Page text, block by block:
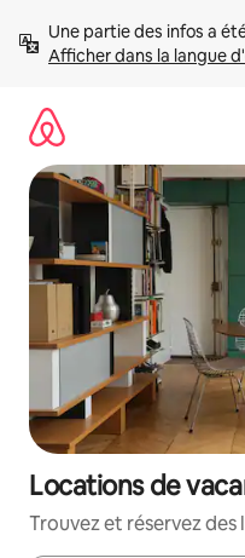
directement
Afficher dans la langue
Locations de
Trouvez et réservez